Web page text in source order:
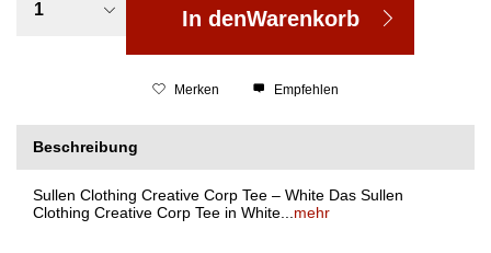
In denWarenkorb
Merken Empfehlen
Beschreibung
Sullen Clothing Creative Corp Tee – White Das Sullen
Clothing Creative Corp Tee in White... mehr